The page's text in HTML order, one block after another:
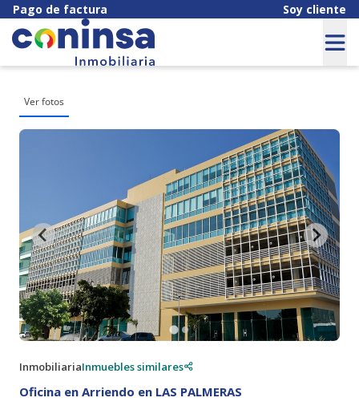
Pago de factura Soy cliente
Ver fotos
InmobiliariaInmuebles similares
Oficina en Arriendo en LAS PALMERAS